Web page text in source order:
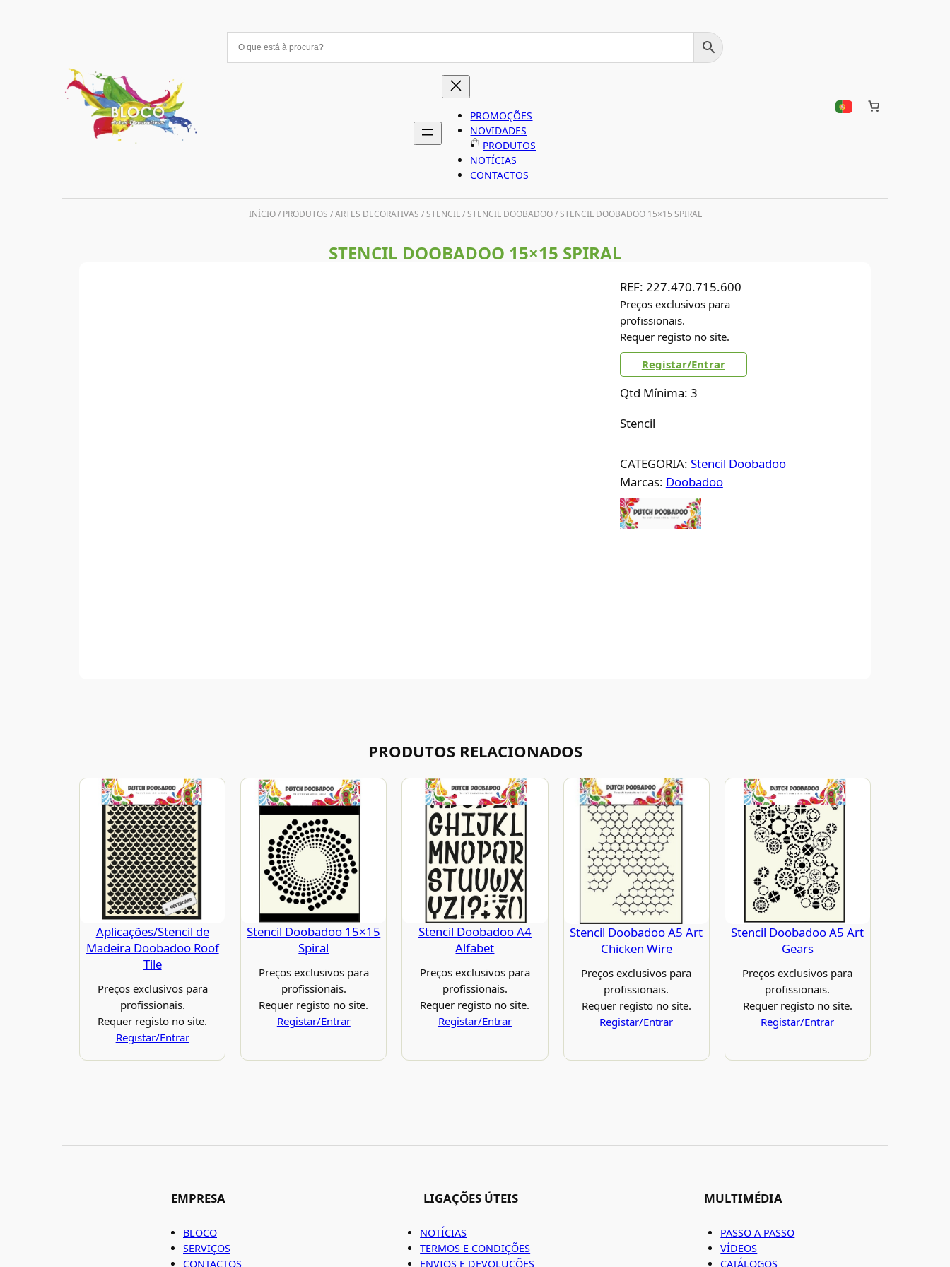
PROMOÇÕES
NOVIDADES
PRODUTOS
NOTÍCIAS
CONTACTOS
INÍCIO/ PRODUTOS /ARTES DECORATIVAS /STENCIL/STENCIL DOOBADOO/ STENCIL DOOBADOO 15×15 SPIRAL
STENCIL DOOBADOO 15×15 SPIRAL
REF: 227.470.715.600
Preços exclusivos para
profissionais.
Requer registo no site.
Registar/Entrar
Qtd Mínima: 3
Stencil
CATEGORIA: Stencil Doobadoo
Marcas: Doobadoo
PRODUTOS RELACIONADOS
Aplicações/Stencil de
Madeira Doobadoo Roof
Tile
Preços exclusivos para
profissionais.
Requer registo no site.
Registar/Entrar
Stencil Doobadoo 15×15
Spiral
Preços exclusivos para
profissionais.
Requer registo no site.
Registar/Entrar
Stencil Doobadoo A4
Alfabet
Preços exclusivos para
profissionais.
Requer registo no site.
Registar/Entrar
Stencil Doobadoo A5 Art
Chicken Wire
Preços exclusivos para
profissionais.
Requer registo no site.
Registar/Entrar
Stencil Doobadoo A5 Art
Gears
Preços exclusivos para
profissionais.
Requer registo no site.
Registar/Entrar
EMPRESA
BLOCO
SERVIÇOS
CONTACTOS
LIGAÇÕES ÚTEIS
NOTÍCIAS
TERMOS E CONDIÇÕES
ENVIOS E DEVOLUÇÕES
MULTIMÉDIA
PASSO A PASSO
VÍDEOS
CATÁLOGOS